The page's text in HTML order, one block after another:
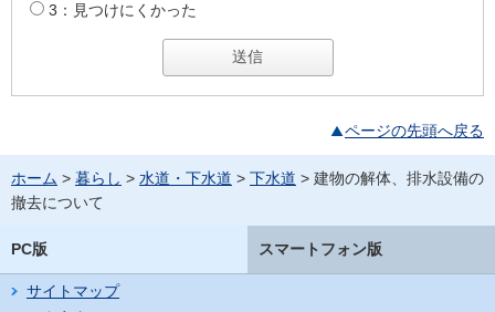
3：見つけにくかった
ページの先頭へ戻る
ホーム > 暮らし > 水道・下水道 > 下水道 > 建物の解体、排水設備の
撤去について
PC版 スマートフォン版
サイトマップ